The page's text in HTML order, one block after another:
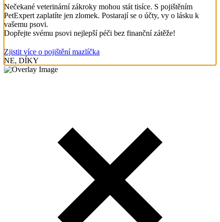
Nečekané veterinární zákroky mohou stát tisíce. S pojištěním
PetExpert zaplatíte jen zlomek. Postarají se o účty, vy o lásku k
vašemu psovi.
Dopřejte svému psovi nejlepší péči bez finanční zátěže!
Zjistit více o pojištění mazlíčka
NE, DÍKY